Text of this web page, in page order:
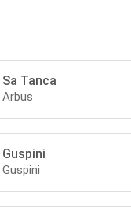
Sa Tanca
Arbus
Guspini
Guspini